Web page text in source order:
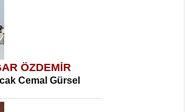
ÖZDEMİR
Cemal Gürsel